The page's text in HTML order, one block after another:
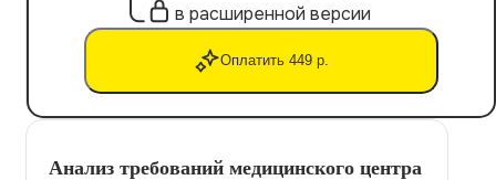
в расширенной версии
Оплатить 449 р.
Анализ требований медицинского центра